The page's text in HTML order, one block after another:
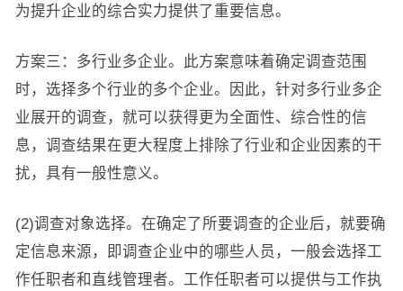
为提升企业的综合实力提供了重要信息。
方案三：多行业多企业。此方案意味着确定调查范围
时，选择多个行业的多个企业。因此，针对多行业多企
业展开的调查，就可以获得更为全面性、综合性的信
息，调查结果在更大程度上排除了行业和企业因素的干
扰，具有一般性意义。
(2)调查对象选择。在确定了所要调查的企业后，就要确
定信息来源，即调查企业中的哪些人员，一般会选择工
作任职者和直线管理者。工作任职者可以提供与工作执